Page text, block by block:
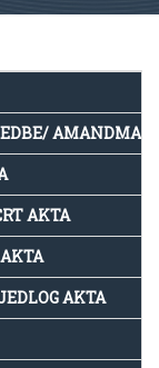
AKTA
AKTA